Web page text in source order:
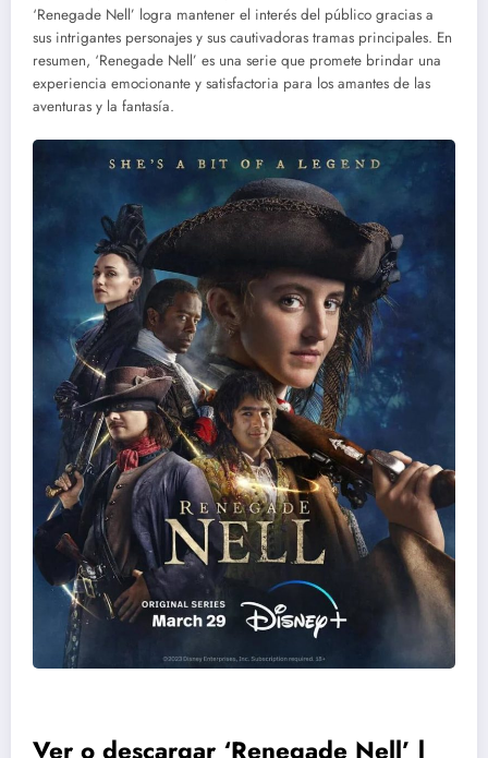
‘Renegade Nell’ logra mantener el interés del público gracias a
sus intrigantes personajes y sus cautivadoras tramas principales. En
resumen, ‘Renegade Nell’ es una serie que promete brindar una
experiencia emocionante y satisfactoria para los amantes de las
aventuras y la fantasía.
Ver o descargar ‘Renegade Nell’ |